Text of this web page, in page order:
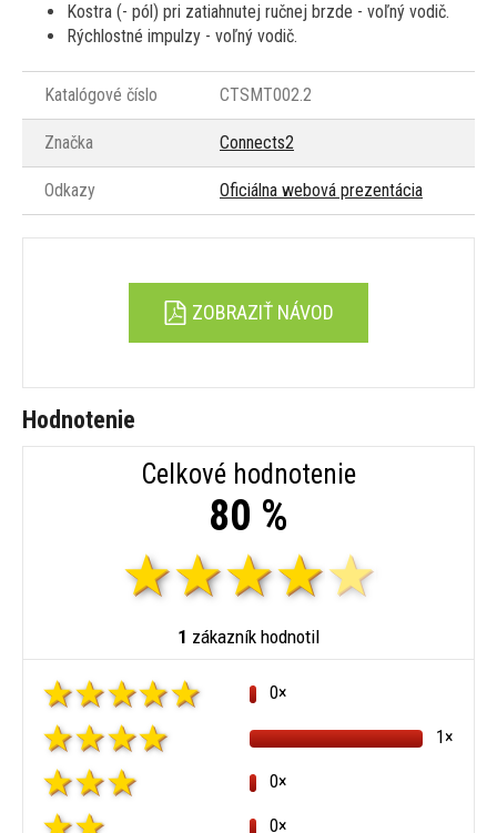
Kostra (- pól) pri zatiahnutej ručnej brzde - voľný vodič.
Rýchlostné impulzy - voľný vodič.
Katalógové číslo CTSMT002.2
Značka Connects2
Odkazy Oficiálna webová prezentácia
ZOBRAZIŤ NÁVOD
Hodnotenie
Celkové hodnotenie
80 %
1 zákazník hodnotil
0×
1×
0×
0×